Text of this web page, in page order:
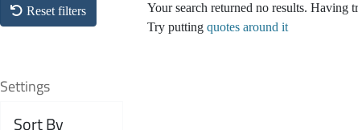
Reset filters
Settings
Sort By
Your search returned no results.
Try putting quotes around it